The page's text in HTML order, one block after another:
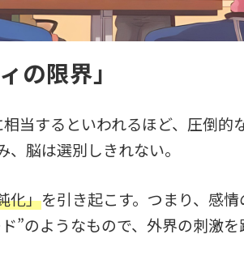
の限界」
当するといわれるほど、圧倒的
脳は選別しきれない。
化」を引き起こす。つまり、感
”のようなもので、外界の刺激